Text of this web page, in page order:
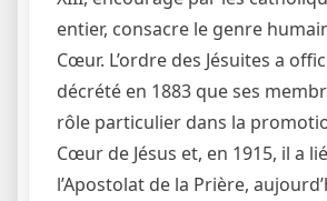
entier, consacre le genre
Cœur. L’ordre des Jésuites a
décrété en 1883 que ses
rôle particulier dans la
Cœur de Jésus et, en 1915, il a
l’Apostolat de la Prière,